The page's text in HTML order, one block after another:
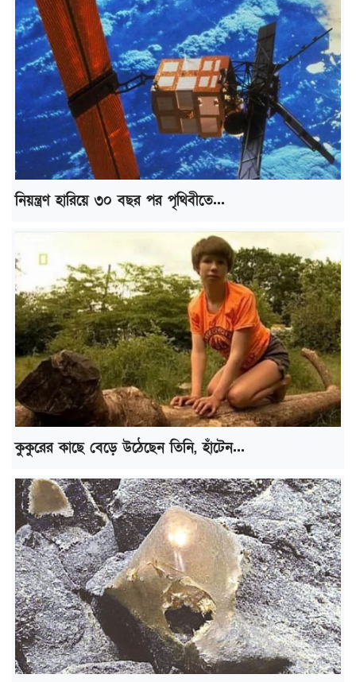
নিয়ন্ত্রণ হারিয়ে ৩০ বছর পর পৃথিবীতে...
কুকুরের কাছে বেড়ে উঠেছেন তিনি, হাঁটেন...